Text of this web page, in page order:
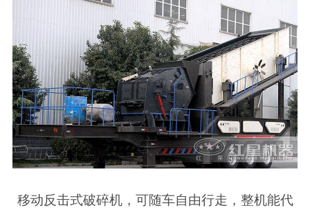
移动反击式破碎机，可随车自由行走，整机能代